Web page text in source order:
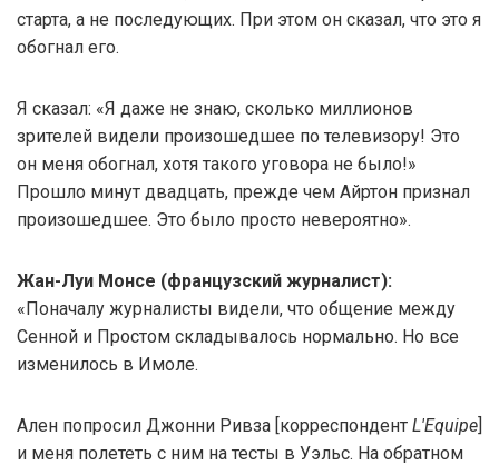
старта, а не последующих. При этом он сказал, что это я
обогнал его.
Я сказал: «Я даже не знаю, сколько миллионов
зрителей видели произошедшее по телевизору! Это
он меня обогнал, хотя такого уговора не было!»
Прошло минут двадцать, прежде чем Айртон признал
произошедшее. Это было просто невероятно».
Жан-Луи Монсе (французский журналист):
«Поначалу журналисты видели, что общение между
Сенной и Простом складывалось нормально. Но все
изменилось в Имоле.
Ален попросил Джонни Ривза [корреспондент L'Equipe]
и меня полететь с ним на тесты в Уэльс. На обратном